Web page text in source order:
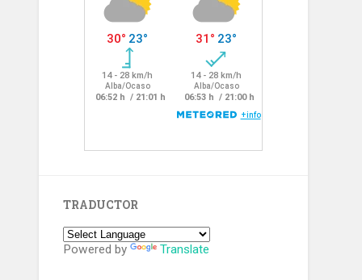
TRADUCTOR
Powered by Translate